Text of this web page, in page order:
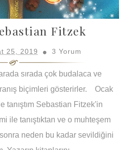
Fitzek
25, 2019 3 Yorum
sırada çok budalaca ve
biçimleri gösterirler. Ocak
tanıştım Sebastian Fitzek'in
ile tanıştıktan ve o muhteşem
neden bu kadar sevildiğini